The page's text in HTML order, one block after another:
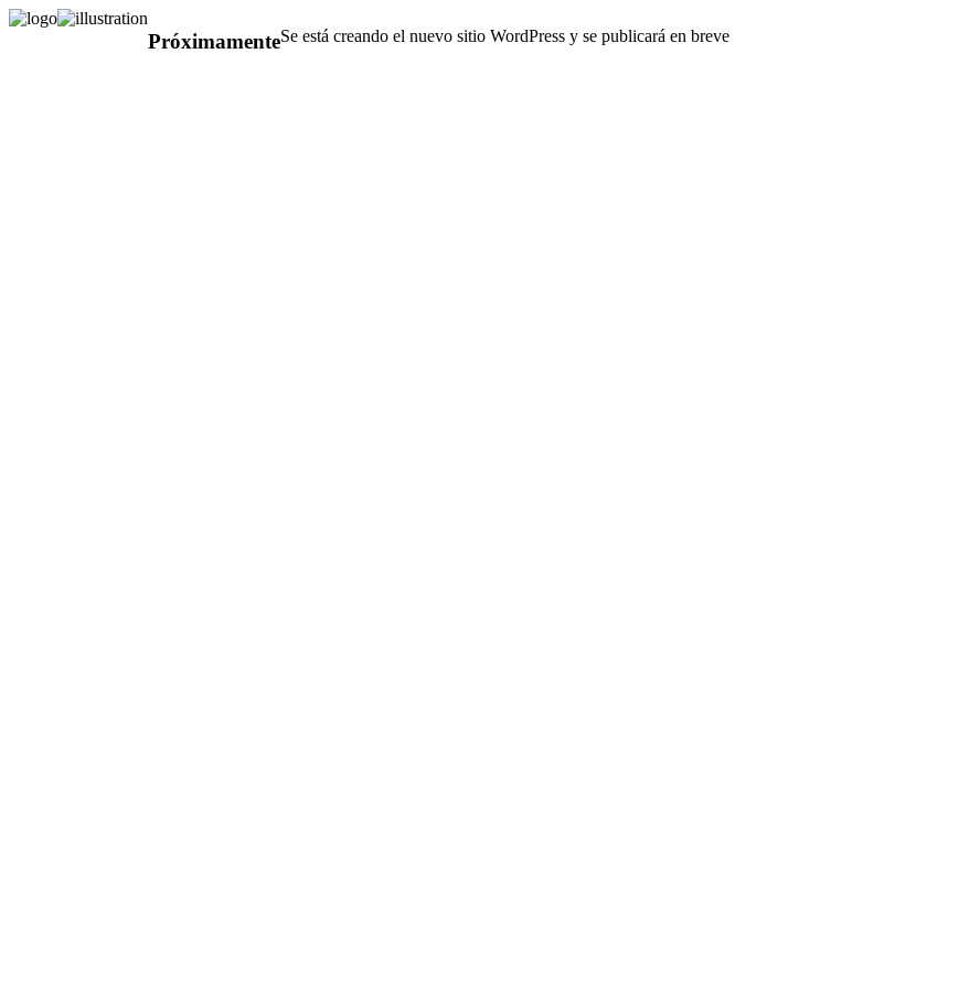
PróximamenteSe está creando el nuevo sitio WordPress y se publicará en breve